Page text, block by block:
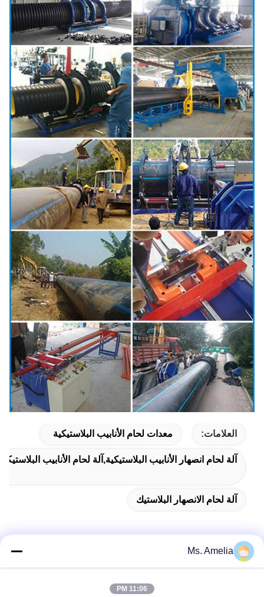
العلامات: معدات لحام الأنابيب البلاستيكية
آلة لحام انصهار الأنابيب البلاستيكية,آلة لحام الأنابيب
آلة لحام الانصهار البلاستيك
الاتصال السريع
Ms. Amelia
11:06 PM